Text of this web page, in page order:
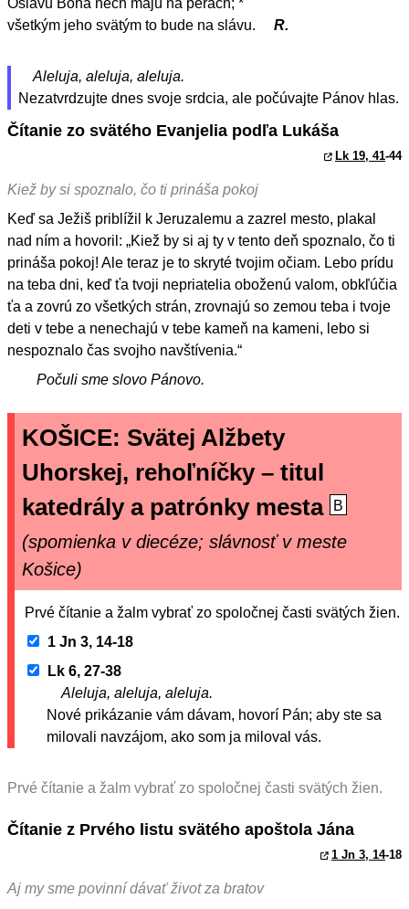
Oslavu Boha nech majú na perách; *
všetkým jeho svätým to bude na slávu.
R.
Aleluja, aleluja, aleluja.
Nezatvrdzujte dnes svoje srdcia, ale počúvajte Pánov hlas.
Čítanie zo svätého Evanjelia podľa Lukáša
Lk 19, 41-44
Kiež by si spoznalo, čo ti prináša pokoj
Keď sa Ježiš priblížil k Jeruzalemu a zazrel mesto, plakal
nad ním a hovoril: „Kiež by si aj ty v tento deň spoznalo, čo ti
prináša pokoj! Ale teraz je to skryté tvojim očiam. Lebo prídu
na teba dni, keď ťa tvoji nepriatelia oboženú valom, obkľúčia
ťa a zovrú zo všetkých strán, zrovnajú so zemou teba i tvoje
deti v tebe a nenechajú v tebe kameň na kameni, lebo si
nespoznalo čas svojho navštívenia.“
Počuli sme slovo Pánovo.
KOŠICE: Svätej Alžbety
Uhorskej, rehoľníčky – titul
katedrály a patrónky mesta
B
(spomienka v diecéze; slávnosť v meste
Košice)
Prvé čítanie a žalm vybrať zo spoločnej časti svätých žien.
1 Jn 3, 14-18
Lk 6, 27-38
Aleluja, aleluja, aleluja.
Nové prikázanie vám dávam, hovorí Pán; aby ste sa
milovali navzájom, ako som ja miloval vás.
Prvé čítanie a žalm vybrať zo spoločnej časti svätých žien.
Čítanie z Prvého listu svätého apoštola Jána
1 Jn 3, 14-18
Aj my sme povinní dávať život za bratov